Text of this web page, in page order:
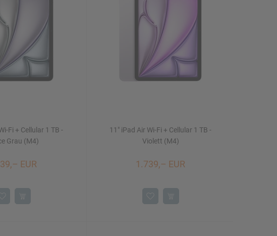
Fi + Cellular 1 TB -
Grau (M4)
EUR
11" iPad Air Wi-Fi + Cellular 1 TB -
Violett (M4)
1.739,– EUR